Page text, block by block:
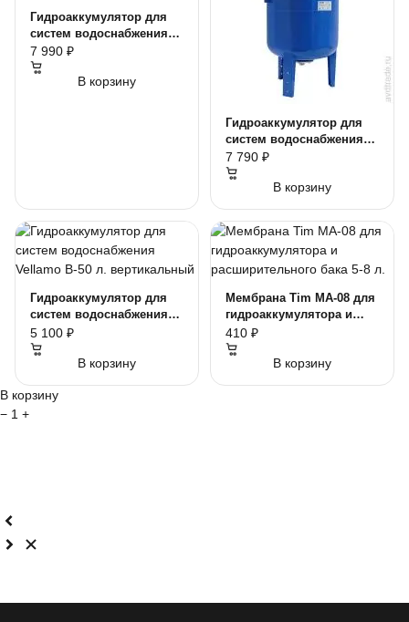
Гидроаккумулятор для
систем водоснабжения
Vellamo Г-100л
горизонтальная
установка
7 990 ₽
В корзину
Гидроаккумулятор для
систем водоснабжения
Vellamo В-80 л.
вертикальный
7 790 ₽
В корзину
Гидроаккумулятор для
систем водоснабжения
Vellamo В-50 л.
вертикальный
5 100 ₽
В корзину
Мембрана Tim MA-08 для
гидроаккумулятора и
расширительного бака 5-
8 л.
410 ₽
В корзину
В корзину
− 1 +